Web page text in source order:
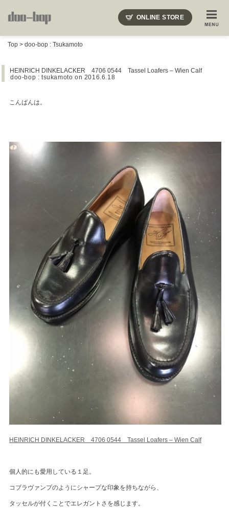
ONLINE STORE
Top > doo-bop : Tsukamoto
HEINRICH DINKELACKER 4706 0544 Tassel Loafers – Wien Calf
doo-bop : tsukamoto on 2016.6.18
こんばんは。
HEINRICH DINKELACKER 4706 0544 Tassel Loafers – Wien Calf
個人的にも愛用している１足。
コブラヴァンプのようにシャープな印象を持ちながら、
タッセルが付くことでエレガントさを感じます。